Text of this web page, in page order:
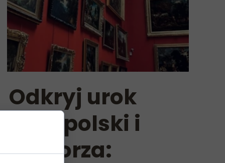
Odkryj urok
Małopolski i
Pomorza: